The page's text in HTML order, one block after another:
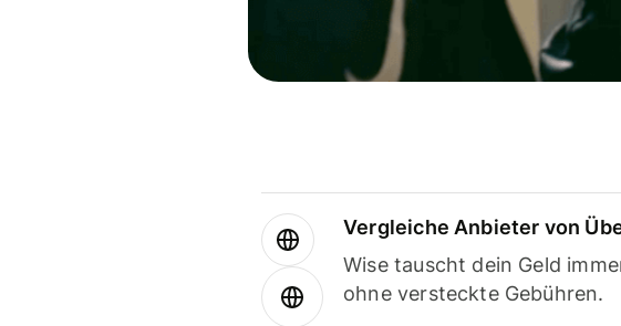
Vergleiche Anbieter von
Wise tauscht dein Geld
ohne versteckte Gebühren.